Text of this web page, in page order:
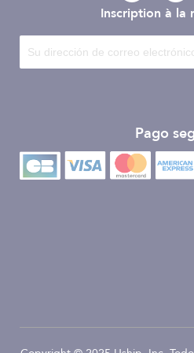
Inscription à la
Pago